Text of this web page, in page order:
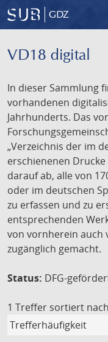
GDZ
VD18 digital
In dieser Sammlung
vorhandenen
Jahrhunderts. Das
„Verzeichnis der im
erschienenen Drucke
darauf ab, alle von
oder im deutschen
zu erfassen und zu
entsprechenden
von vornherein auch
zugänglich gemacht.
Status: DFG-
1 Treffer sortiert nach